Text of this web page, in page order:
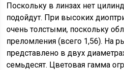
Поскольку в линзах нет
подойдут. При высоких
очень толстыми, поскольку
преломления (всего 1,56). На
представлено в двух
семьдесят. Цветовая гамма